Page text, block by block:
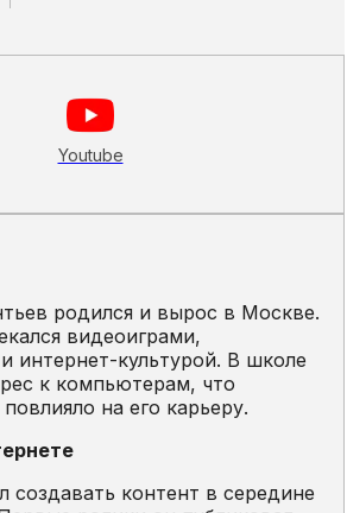
Youtube
родился и вырос в Москве.
видеоиграми,
интернет-культурой. В школе
к компьютерам, что
на его карьеру.
создавать контент в середине